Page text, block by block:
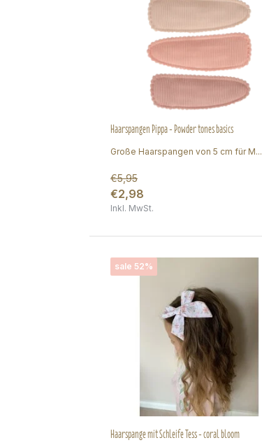
Haarspangen Pippa - Powder tones basics
Große Haarspangen von 5 cm für M...
€5,95
€2,98
Inkl. MwSt.
sale 52%
Haarspange mit Schleife Tess - coral bloom